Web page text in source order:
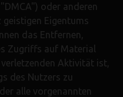
oder anderen
geistigen Eigentums
das Entfernen,
Zugriffs auf Material
Aktivität ist,
des Nutzers zu
alle vorgenannten